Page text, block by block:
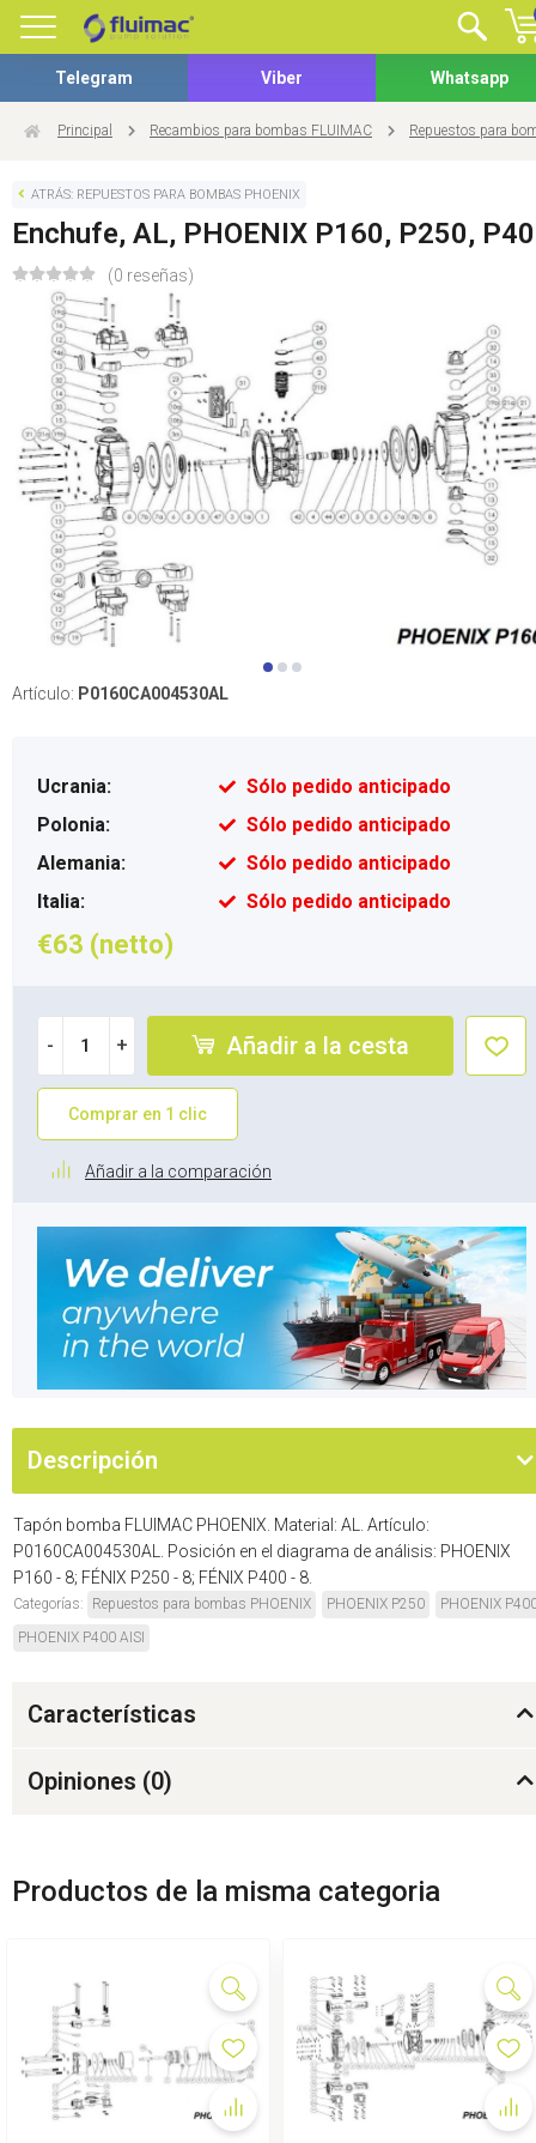
Telegram Viber Whatsapp
Principal Recambios para bombas FLUIMAC Repuestos para
ATRÁS: REPUESTOS PARA BOMBAS PHOENIX
Enchufe, AL, PHOENIX P160, P250,
(0 reseñas)
Artículo: P0160CA004530AL
Ucrania:
Sólo pedido anticipado
Polonia:
Sólo pedido anticipado
Alemania:
Sólo pedido anticipado
Italia:
Sólo pedido anticipado
€63 (netto)
- + Añadir a la cesta
Comprar en 1 clic
Añadir a la comparación
Descripción
Tapón bomba FLUIMAC PHOENIX. Material: AL. Artículo:
P0160CA004530AL. Posición en el diagrama de análisis: PHOENIX
P160 - 8; FÉNIX P250 - 8; FÉNIX P400 - 8.
Categorías: Repuestos para bombas PHOENIX PHOENIX P250
PHOENIX
PHOENIX P400 AISI
Características
Opiniones (0)
Productos de la misma categoria